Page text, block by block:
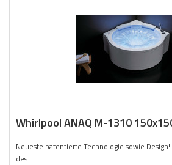
Whirlpool ANAQ M-1310
Neueste patentierte Technologie sowie
des...